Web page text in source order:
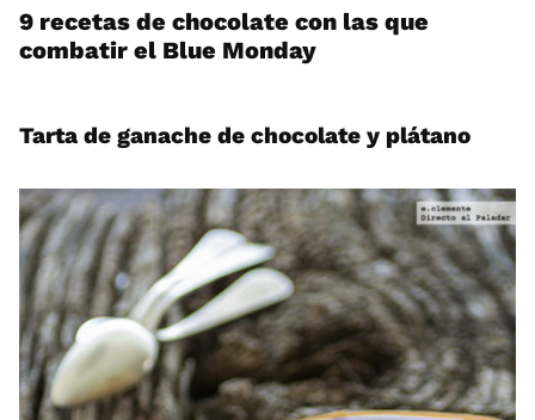
9 recetas de chocolate con las que
combatir el Blue Monday
Tarta de ganache de chocolate y plátano